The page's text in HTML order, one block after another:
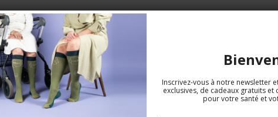
utilise moins d’eau que le coton traditionnel et ne nécessite
la peau et contribuent à une planète plus propre.
Inscrivez-vous à notre newsletter
exclusives, de cadeaux gratuits
pour votre santé et